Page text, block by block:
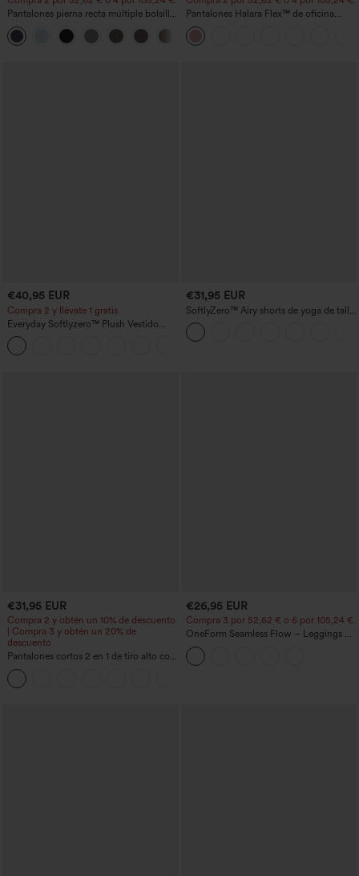
Pantalones pierna recta múltiple bolsillo
botón tiro alto
Pantalones Halara Flex™ de oficina
anchos plisados de tiro alto con bolsillos
en tela tipo gofre
€40,95 EUR
Compra 2 y llévate 1 gratis
Everyday Softlyzero™ Plush Vestido
deportivo sin espalda 2 en 1
acampanado -Wannabe -Easy Peezy
€31,95 EUR
SoftlyZero™ Airy shorts de yoga de talle
alto, fruncidos, InstantCool, 3'' con
bolsillos
€31,95 EUR
Compra 2 y obtén un 10% de descuento
| Compra 3 y obtén un 20% de
descuento
Pantalones cortos 2 en 1 de tiro alto con
bolsillo interior y trasero
€26,95 EUR
Compra 3 por 52,62 € o 6 por 105,24 €.
OneForm Seamless Flow – Leggings de
yoga sin costuras, tiro medio, control de
abdomen y realce de glúteos